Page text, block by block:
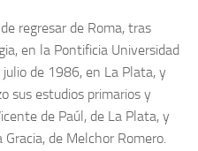
regresar de Roma, tras
en la Pontificia Universidad
de 1986, en La Plata, y
sus estudios primarios y
de Paúl, de La Plata, y
de Melchor Romero.